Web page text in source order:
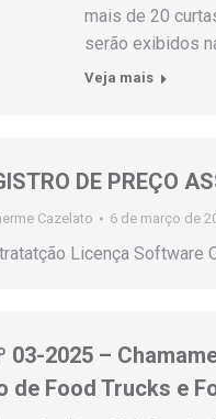
mais de 20
serão exibidos
Veja mais
DE PREÇO
Cazelato 6 de março de
Licença Software
03-2025 –
de Food Trucks e